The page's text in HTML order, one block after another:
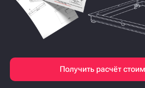
Получить расчёт